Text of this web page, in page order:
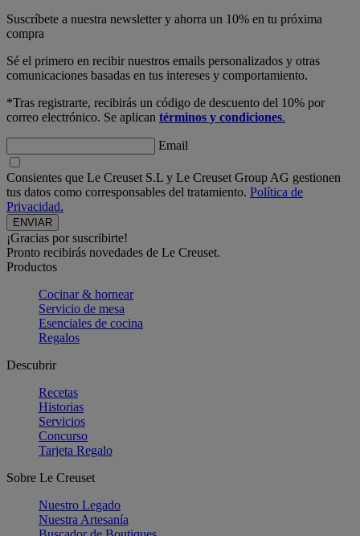
Suscríbete a nuestra newsletter y ahorra un 10% en tu próxima
compra
Sé el primero en recibir nuestros emails personalizados y otras
comunicaciones basadas en tus intereses y comportamiento.
*Tras registrarte, recibirás un código de descuento del 10% por
correo electrónico. Se aplican términos y condiciones.
Email
Consientes que Le Creuset S.L y Le Creuset Group AG gestionen
tus datos como corresponsables del tratamiento. Política de
Privacidad.
¡Gracias por suscribirte!
Pronto recibirás novedades de Le Creuset.
Productos
Cocinar & hornear
Servicio de mesa
Esenciales de cocina
Regalos
Descubrir
Recetas
Historias
Servicios
Concurso
Tarjeta Regalo
Sobre Le Creuset
Nuestro Legado
Nuestra Artesanía